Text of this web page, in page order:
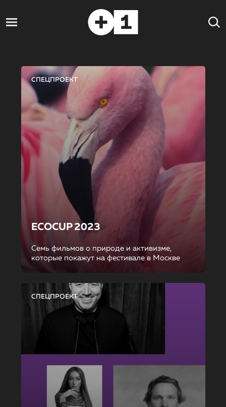
СПЕЦПРОЕКТ
ECOCUP 2023
Семь фильмов о природе и активизме,
которые покажут на фестивале в Москве
СПЕЦПРОЕКТ